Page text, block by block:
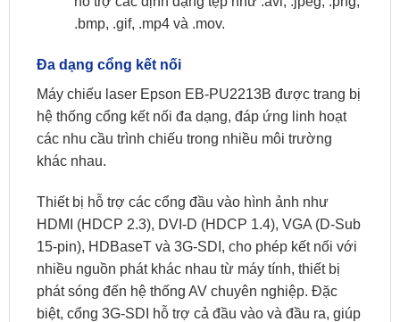
.bmp, .gif, .mp4 và .mov.
Đa dạng cổng kết nối
Máy chiếu laser Epson EB-PU2213B được trang bị
hệ thống cổng kết nối đa dạng, đáp ứng linh hoạt
các nhu cầu trình chiếu trong nhiều môi trường
khác nhau.
Thiết bị hỗ trợ các cổng đầu vào hình ảnh như
HDMI (HDCP 2.3), DVI-D (HDCP 1.4), VGA (D-Sub
15-pin), HDBaseT và 3G-SDI, cho phép kết nối với
nhiều nguồn phát khác nhau từ máy tính, thiết bị
phát sóng đến hệ thống AV chuyên nghiệp. Đặc
biệt, cổng 3G-SDI hỗ trợ cả đầu vào và đầu ra, giúp